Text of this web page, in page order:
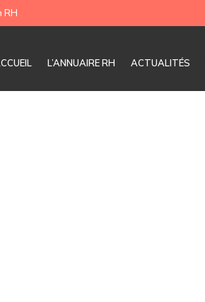
RH
L’ANNUAIRE RH ACTUALITÉS